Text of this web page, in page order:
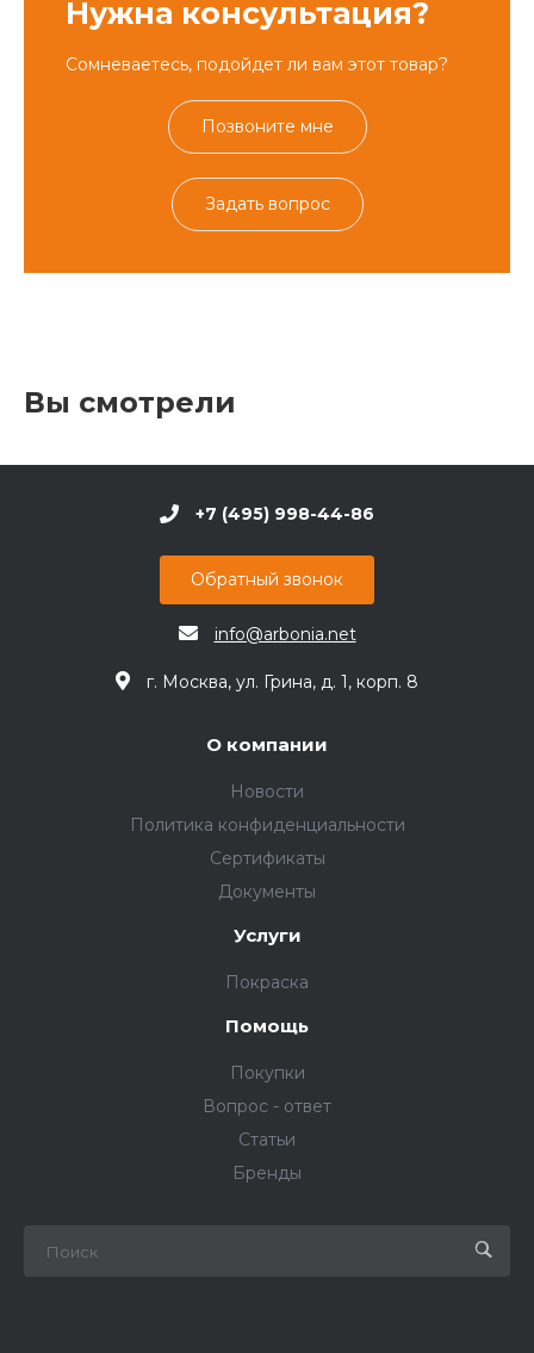
Нужна консультация?
Сомневаетесь, подойдет ли вам этот товар?
Позвоните мне
Задать вопрос
Вы смотрели
+7 (495) 998-44-86
Обратный звонок
info@arbonia.net
г. Москва, ул. Грина, д. 1, корп. 8
О компании
Новости
Политика конфиденциальности
Сертификаты
Документы
Услуги
Покраска
Помощь
Покупки
Вопрос - ответ
Статьи
Бренды